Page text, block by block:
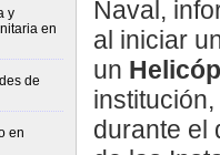
y
en
de
en
Naval,
al iniciar
un
durante el